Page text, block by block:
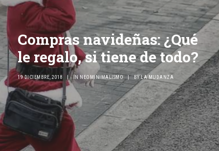
Compras navideñas: ¿Qué
le regalo, si tiene de todo?
19 DICIEMBRE, 2018 IN NEOMINIMALISMO | BYLA MUDANZA